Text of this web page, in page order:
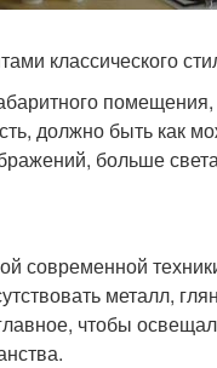
классического
должно быть как
больше
современной
металл,
чтобы